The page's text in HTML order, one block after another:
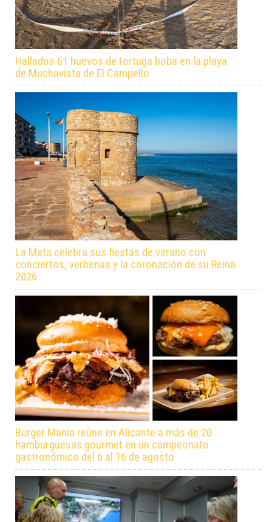
Hallados 61 huevos de tortuga boba en la playa
de Muchavista de El Campello
La Mata celebra sus fiestas de verano con
conciertos, verbenas y la coronación de su Reina
2026
Burger Manía reúne en Alicante a más de 20
hamburguesas gourmet en un campeonato
gastronómico del 6 al 16 de agosto